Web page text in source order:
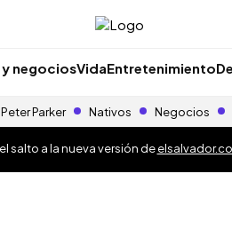
y negociosVidaEntretenimiento
Peter Parker Nativos Negocios
salto a la nueva versión de